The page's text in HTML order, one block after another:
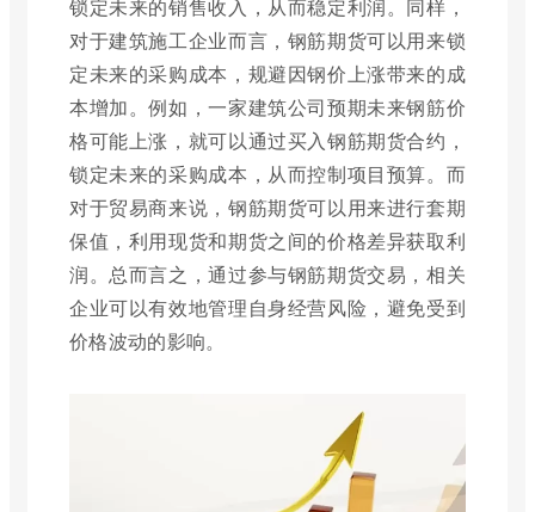
锁定未来的销售收入，从而稳定利润。同样，
对于建筑施工企业而言，钢筋期货可以用来锁
定未来的采购成本，规避因钢价上涨带来的成
本增加。例如，一家建筑公司预期未来钢筋价
格可能上涨，就可以通过买入钢筋期货合约，
锁定未来的采购成本，从而控制项目预算。而
对于贸易商来说，钢筋期货可以用来进行套期
保值，利用现货和期货之间的价格差异获取利
润。总而言之，通过参与钢筋期货交易，相关
企业可以有效地管理自身经营风险，避免受到
价格波动的影响。